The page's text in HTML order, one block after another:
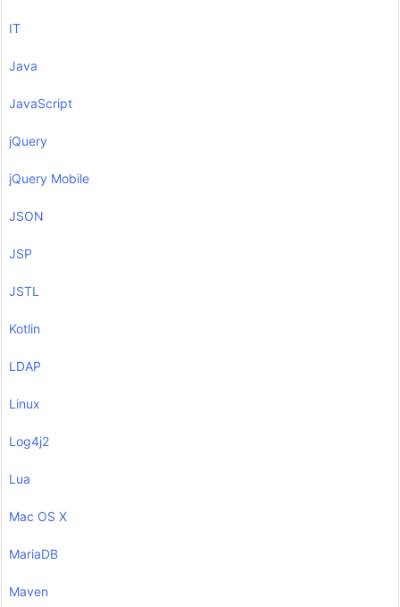
IT
Java
JavaScript
jQuery
jQuery Mobile
JSON
JSP
JSTL
Kotlin
LDAP
Linux
Log4j2
Lua
Mac OS X
MariaDB
Maven